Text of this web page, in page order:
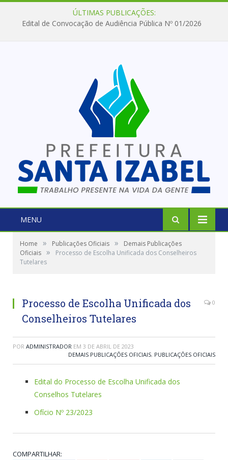
ÚLTIMAS PUBLICAÇÕES:
Edital de Convocação de Audiência Pública Nº 01/2026
MENU
Home » Publicações Oficiais »
Demais Publicações
Oficiais »
Processo de Escolha Unificada dos Conselheiros
Tutelares
Processo de Escolha Unificada dos
Conselheiros Tutelares
0
POR ADMINISTRADOR EM 3 DE ABRIL DE 2023
DEMAIS PUBLICAÇÕES OFICIAIS, PUBLICAÇÕES OFICIAIS
Edital do Processo de Escolha Unificada dos
Conselhos Tutelares
Ofício Nº 23/2023
COMPARTILHAR: